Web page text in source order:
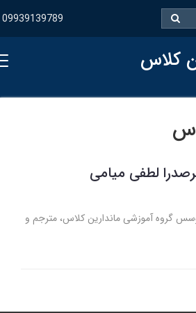
09939139789
کلاس
لطفی میامی
گروه آموزشی ماندارین کلاس، مترجم و